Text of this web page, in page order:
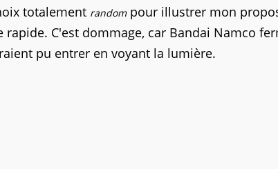
totalement randompour illustrer mon
rapide. C'est dommage, car Bandai Namco
pu entrer en voyant la lumière.